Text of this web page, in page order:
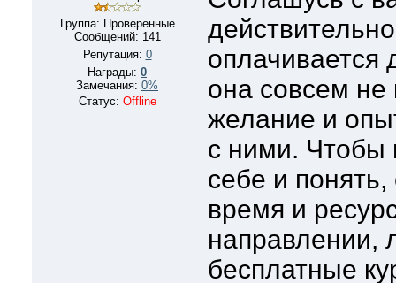
Группа: Проверенные
Сообщений: 141
Репутация: 0
Награды: 0
Замечания: 0%
Статус: Offline
оплачивается
она совсем не
желание и
с ними. Чтобы
себе и
время и
направлении,
бесплатные